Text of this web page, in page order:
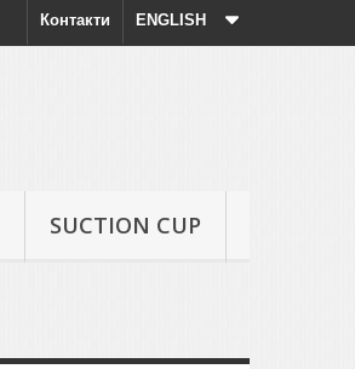
ENGLISH
Контакти
SUCTION CUP